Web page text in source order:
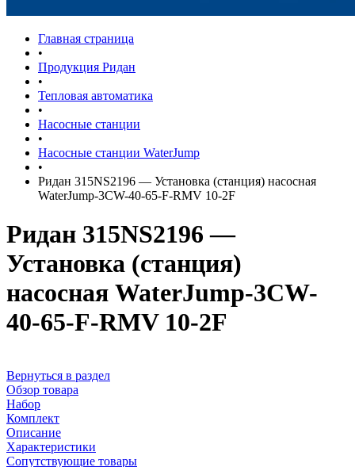
Главная страница
•
Продукция Ридан
•
Тепловая автоматика
•
Насосные станции
•
Насосные станции WaterJump
•
Ридан 315NS2196 — Установка (станция) насосная
WaterJump-3CW-40-65-F-RMV 10-2F
Ридан 315NS2196 —
Установка (станция)
насосная WaterJump-3CW-
40-65-F-RMV 10-2F
Вернуться в раздел
Обзор товара
Набор
Комплект
Описание
Характеристики
Сопутствующие товары